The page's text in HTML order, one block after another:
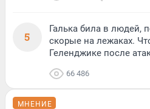
5
Галька била в людей,
скорые на лежаках.
Геленджике после
66 486
МНЕНИЕ